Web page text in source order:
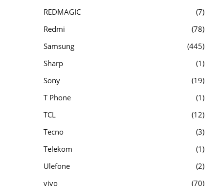
REDMAGIC
7
Redmi
78
Samsung
445
Sharp
1
Sony
19
T Phone
1
TCL
12
Tecno
3
Telekom
1
Ulefone
2
vivo
70